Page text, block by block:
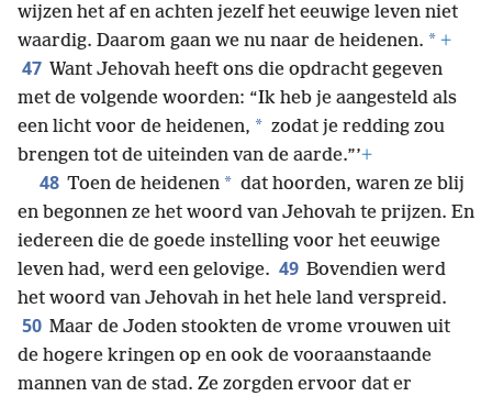
wijzen het af en achten jezelf het eeuwige leven niet
waardig. Daarom gaan we nu naar de heidenen. * +
47 Want Jehovah heeft ons die opdracht gegeven
met de volgende woorden: “Ik heb je aangesteld als
een licht voor de heidenen, * zodat je redding zou
brengen tot de uiteinden van de aarde.”’+
48 Toen de heidenen * dat hoorden, waren ze blij
en begonnen ze het woord van Jehovah te prijzen. En
iedereen die de goede instelling voor het eeuwige
leven had, werd een gelovige. 49 Bovendien werd
het woord van Jehovah in het hele land verspreid.
50 Maar de Joden stookten de vrome vrouwen uit
de hogere kringen op en ook de vooraanstaande
mannen van de stad. Ze zorgden ervoor dat er